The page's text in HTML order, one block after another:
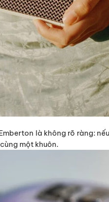
là không rõ ràng:
một khuôn.